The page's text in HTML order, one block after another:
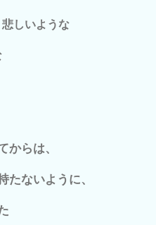
しいような
からは、
たないように、